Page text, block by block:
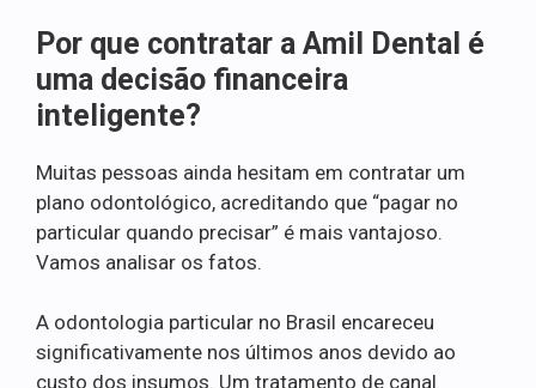
Por que contratar a Amil Dental é
uma decisão financeira
inteligente?
Muitas pessoas ainda hesitam em contratar um
plano odontológico, acreditando que “pagar no
particular quando precisar” é mais vantajoso.
Vamos analisar os fatos.
A odontologia particular no Brasil encareceu
significativamente nos últimos anos devido ao
custo dos insumos. Um tratamento de canal